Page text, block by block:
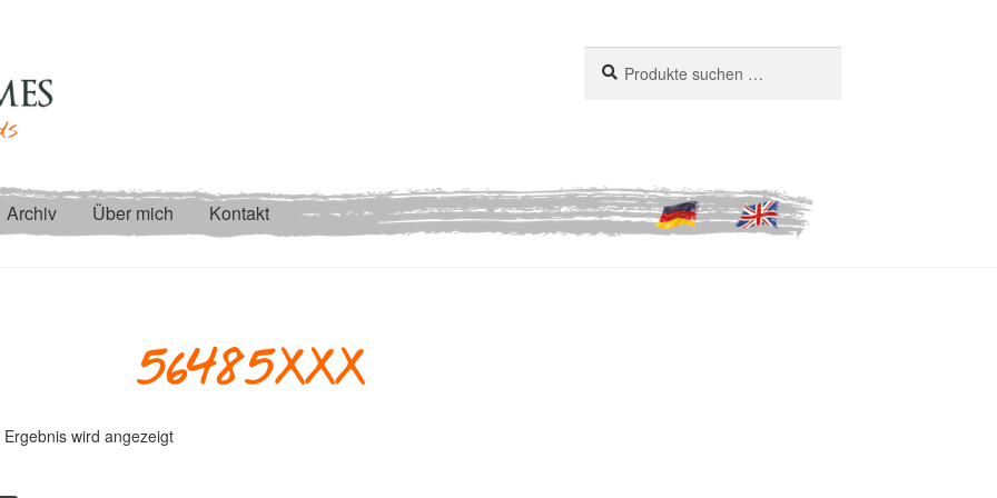
nach:
Archiv Über mich Kontakt
56485XXX
Ergebnis wird angezeigt